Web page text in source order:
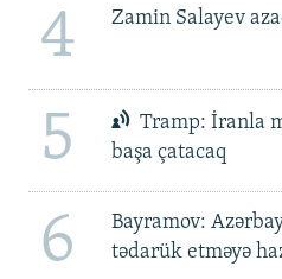
4 Zamin Salayev
5
Tramp: İranla
başa çatacaq
6
Bayramov:
tədarük etməyə